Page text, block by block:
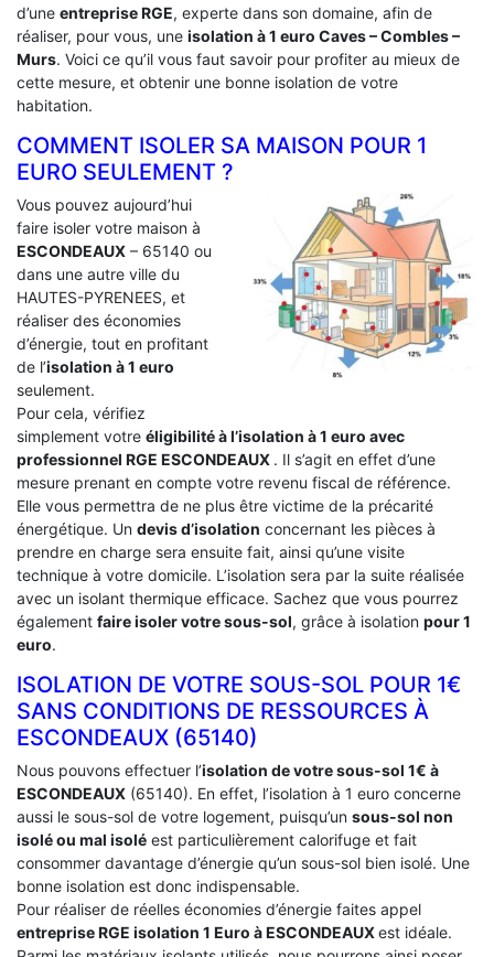
d’une entreprise RGE, experte dans son domaine, afin de
réaliser, pour vous, une isolation à 1 euro Caves – Combles –
Murs. Voici ce qu’il vous faut savoir pour profiter au mieux de
cette mesure, et obtenir une bonne isolation de votre
habitation.
COMMENT ISOLER SA MAISON POUR 1
EURO SEULEMENT ?
Vous pouvez aujourd’hui
faire isoler votre maison à
ESCONDEAUX – 65140 ou
dans une autre ville du
HAUTES-PYRENEES, et
réaliser des économies
d’énergie, tout en profitant
de l’isolation à 1 euro
seulement.
Pour cela, vérifiez
simplement votre éligibilité à l’isolation à 1 euro avec
professionnel RGE ESCONDEAUX . Il s’agit en effet d’une
mesure prenant en compte votre revenu fiscal de référence.
Elle vous permettra de ne plus être victime de la précarité
énergétique. Un devis d’isolation concernant les pièces à
prendre en charge sera ensuite fait, ainsi qu’une visite
technique à votre domicile. L’isolation sera par la suite réalisée
avec un isolant thermique efficace. Sachez que vous pourrez
également faire isoler votre sous-sol, grâce à isolation pour 1
euro.
ISOLATION DE VOTRE SOUS-SOL POUR 1€
SANS CONDITIONS DE RESSOURCES À
‎ESCONDEAUX (65140)
Nous pouvons effectuer l’isolation de votre sous-sol 1€ à
ESCONDEAUX (65140). En effet, l’isolation à 1 euro concerne
aussi le sous-sol de votre logement, puisqu’un sous-sol non
isolé ou mal isolé est particulièrement calorifuge et fait
consommer davantage d’énergie qu’un sous-sol bien isolé. Une
bonne isolation est donc indispensable.
Pour réaliser de réelles économies d’énergie faites appel
entreprise RGE isolation 1 Euro à ESCONDEAUXest idéale.